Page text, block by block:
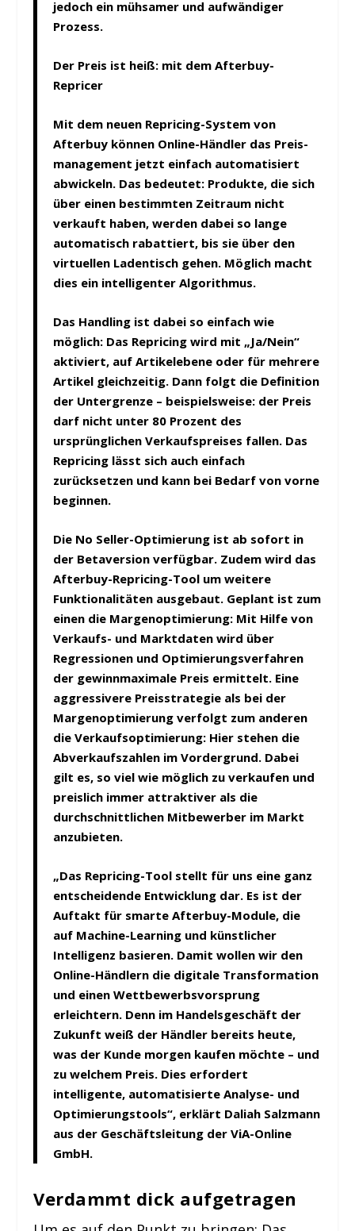
jedoch ein mühsamer und aufwändiger
Prozess.
Der Preis ist heiß: mit dem Afterbuy-
Repricer
Mit dem neuen Repricing-System von
Afterbuy können Online-Händler das Preis­
management jetzt einfach automatisiert
abwickeln. Das bedeutet: Produkte, die sich
über einen bestimmten Zeitraum nicht
verkauft haben, werden dabei so lange
automatisch rabattiert, bis sie über den
virtuellen Ladentisch gehen. Mög­lich macht
dies ein intelligenter Algorithmus.
Das Handling ist dabei so einfach wie
möglich: Das Repricing wird mit „Ja/Nein“
aktiviert, auf Artikelebene oder für mehrere
Artikel gleichzeitig. Dann folgt die Definition
der Untergrenze – beispielsweise: der Preis
darf nicht unter 80 Prozent des
ursprünglichen Verkaufspreises fallen. Das
Repricing lässt sich auch einfach
zurücksetzen und kann bei Bedarf von vorne
beginnen.
Die No Seller-Optimierung ist ab sofort in
der Betaversion verfügbar. Zudem wird das
Afterbuy-Repricing-Tool um weitere
Funktionalitäten ausgebaut. Geplant ist zum
einen die Margenoptimierung: Mit Hilfe von
Verkaufs- und Markt­daten wird über
Regressionen und Optimierungsverfahren
der gewinnmaximale Preis ermittelt. Eine
aggressivere Preisstrategie als bei der
Margenoptimierung verfolgt zum anderen
die Verkaufsoptimierung: Hier stehen die
Abver­kaufszahlen im Vordergrund. Da­bei
gilt es, so viel wie möglich zu verkaufen und
preislich immer attraktiver als die
durchschnittlichen Mitbewerber im Markt
anzubieten.
„Das Repricing-Tool stellt für uns eine ganz
entscheidende Entwicklung dar. Es ist der
Auftakt für smarte Afterbuy-Module, die
auf Machine-Learning und künst­licher
Intelligenz basieren. Damit wollen wir den
Online-Händlern die digitale Transformation
und einen Wettbewerbsvorsprung
erleichtern. Denn im Han­delsgeschäft der
Zukunft weiß der Händler bereits heute,
was der Kunde morgen kaufen möchte – und
zu welchem Preis. Dies erfordert
intelligente, automatisierte Analyse- und
Optimierungstools“, erklärt Daliah Salzmann
aus der Geschäfts­leitung der ViA-Online
GmbH.
Verdammt dick aufgetragen